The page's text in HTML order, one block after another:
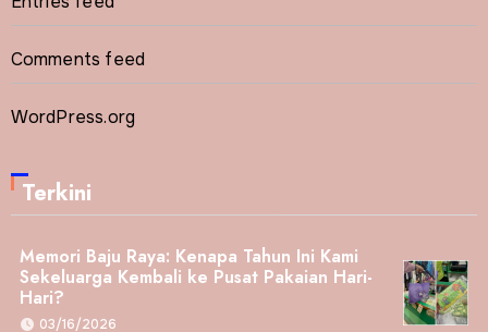
Comments feed
WordPress.org
Terkini
Memori Baju Raya: Kenapa Tahun Ini Kami
Sekeluarga Kembali ke Pusat Pakaian Hari-
Hari?
03/16/2026